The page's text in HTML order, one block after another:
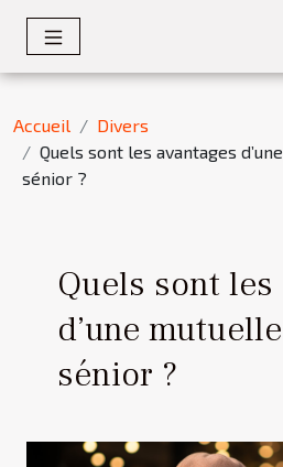
Accueil
Divers
Quels sont les avantages
sénior ?
Quels sont les
d’une
sénior ?